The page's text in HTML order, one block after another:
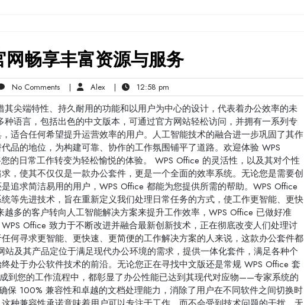
畅享丰富资源与服务
No CommentsNo
Comments
| AlexAlex| 12:58 pm
pm
其尖端特性、持久耐用的功能和以用户为中心的设计，代表着办公效率的未
种语言，包括出色的中文版本，可通过官方网站轻松访问，并拥有一系列专
适合任何希望提升运营效率的用户。人工智能技术的融合进一步巩固了其作
品的地位，为构建可靠、协作的工作氛围铺平了道路。欢迎体验 WPS
的日常工作转变为轻松愉悦的体验。 WPS Office 的灵活性，以及其对个性
，使其不仅仅是一款办公套件，更是一个全面的效率系统。无论您是需要创
追求简洁易用的用户，WPS Office 都能为您提供所需的帮助。WPS Office
等先进技术，旨在重新定义我们处理日常任务的方式，使工作更智能、更快
多的客户转向人工智能解决方案来提升工作效率，WPS Office 已做好准
Office 致力于不断改进并融合最新创新技术，正在彻底改变人们处理讨
何寻求更智能、更快速、更简便的工作解决方案的人来说，这款办公套件都
站及其产品定位于满足现代办公环境的需求，提供一体化套件，满足各种个
处于办公软件技术的前沿。无论您正在寻找中文版还是常规 WPS Office 套
到您的工作流程中，都彰显了办公性能已达到其现代对应物——专家系统的
保 100% 兼容性和卓越的文档处理能力，消除了用户在不同软件之间切换时